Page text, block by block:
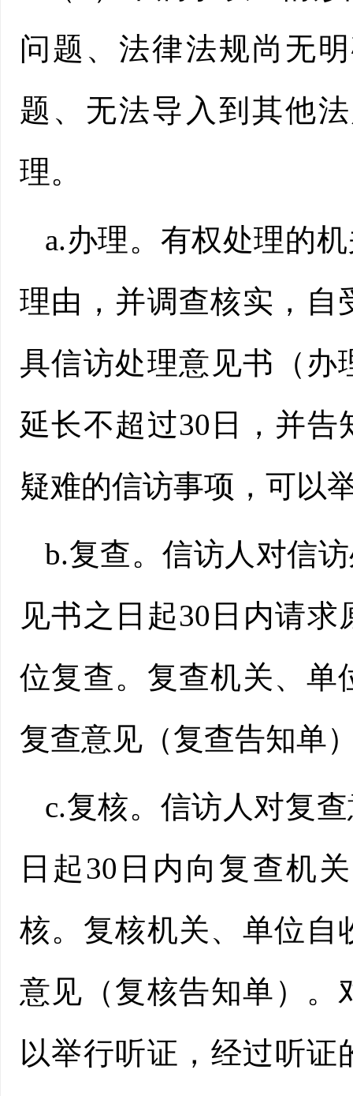
问题、法律法规尚无
题、无法导入到其他
理。
a.办理。有权处理的
理由，并调查核实，自
具信访处理意见书（办
延长不超过30日，并
疑难的信访事项，可以
b.复查。信访人对信
见书之日起30日内请
位复查。复查机关、单
复查意见（复查告知单
c.复核。信访人对复
日起30日内向复查机
核。复核机关、单位自
意见（复核告知单）。
以举行听证，经过听